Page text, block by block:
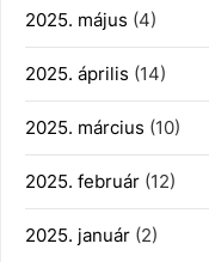
2025. május (4)
2025. április (14)
2025. március (10)
2025. február (12)
2025. január (2)